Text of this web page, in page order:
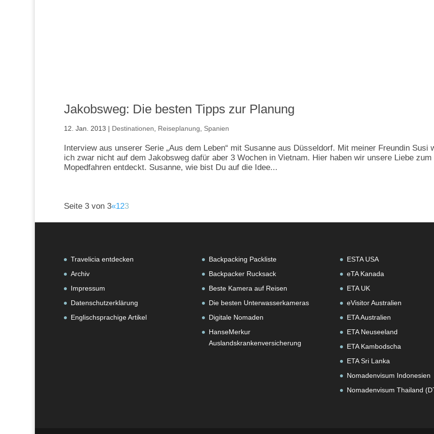
Jakobsweg: Die besten Tipps zur Planung
12. Jan. 2013 | Destinationen, Reiseplanung, Spanien
Interview aus unserer Serie „Aus dem Leben“ mit Susanne aus Düsseldorf. Mit meiner Freundin Susi
ich zwar nicht auf dem Jakobsweg dafür aber 3 Wochen in Vietnam. Hier haben wir unsere Liebe zum
Mopedfahren entdeckt. Susanne, wie bist Du auf die Idee...
Seite 3 von 3«123
Travelicia entdecken
Archiv
Impressum
Datenschutzerklärung
Englischsprachige Artikel
Backpacking Packliste
Backpacker Rucksack
Beste Kamera auf Reisen
Die besten Unterwasserkameras
Digitale Nomaden
HanseMerkur
Auslandskrankenversicherung
ESTA USA
eTA Kanada
ETA UK
eVisitor Australien
ETA Australien
ETA Neuseeland
ETA Kambodscha
ETA Sri Lanka
Nomadenvisum Indonesien
Nomadenvisum Thailand